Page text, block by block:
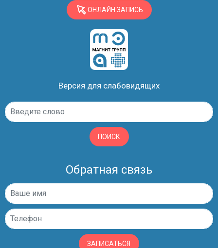
ОНЛАЙН ЗАПИСЬ
Версия для слабовидящих
ПОИСК
Обратная связь
ЗАПИСАТЬСЯ